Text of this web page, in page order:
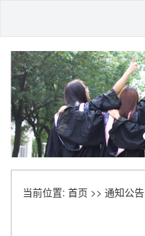
当前位置: 首页 >> 通知公告